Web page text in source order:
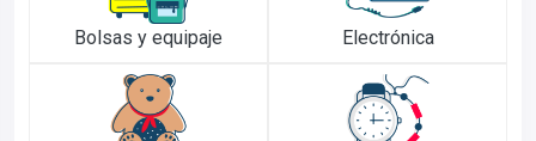
Bolsas y equipaje Electrónica